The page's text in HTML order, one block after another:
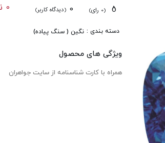
(0 رای) 0 (دیدگاه کاربر) 0 نفر
دسته بندی : نگین ( سنگ پیاده)
ویژگی های محصول
همراه با کارت شناسنامه از سایت جواهران